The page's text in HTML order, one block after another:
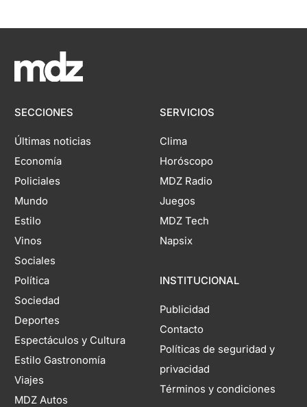
SECCIONES
Últimas noticias
Economía
Policiales
Mundo
Estilo
Vinos
Sociales
Política
Sociedad
Deportes
Espectáculos y Cultura
Estilo Gastronomía
Viajes
MDZ Autos
SERVICIOS
Clima
Horóscopo
MDZ Radio
Juegos
MDZ Tech
Napsix
INSTITUCIONAL
Publicidad
Contacto
Políticas de seguridad y
privacidad
Términos y condiciones